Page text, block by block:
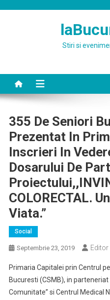
Stiri si
355 De Seniori
Prezentat In
Inscrieri In
Dosarului De
COLORECTAL.
Viata.”
Social
Septembrie 23, 2019 Editor
Primaria Capitalei prin Centrul
Bucuresti (CSMB), in
Comunitate” si Centrul Medical